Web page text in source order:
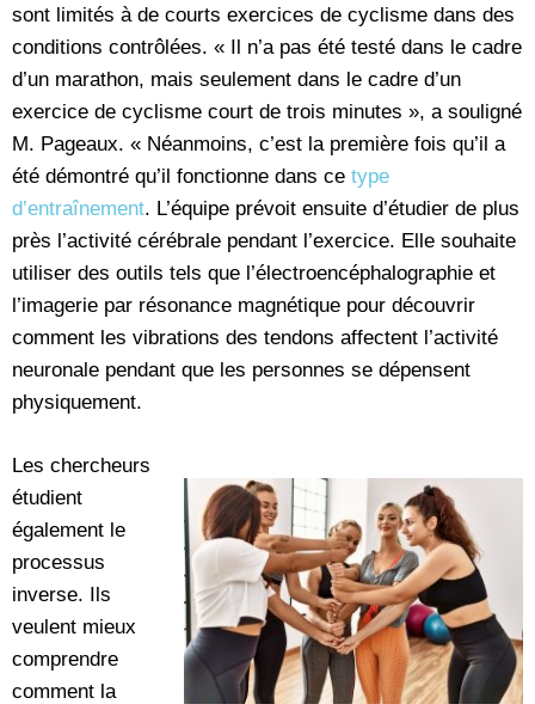
sont limités à de courts exercices de cyclisme dans des
conditions contrôlées. « Il n’a pas été testé dans le cadre
d’un marathon, mais seulement dans le cadre d’un
exercice de cyclisme court de trois minutes », a souligné
M. Pageaux. « Néanmoins, c’est la première fois qu’il a
été démontré qu’il fonctionne dans ce type
d’entraînement. L’équipe prévoit ensuite d’étudier de plus
près l’activité cérébrale pendant l’exercice. Elle souhaite
utiliser des outils tels que l’électroencéphalographie et
l’imagerie par résonance magnétique pour découvrir
comment les vibrations des tendons affectent l’activité
neuronale pendant que les personnes se dépensent
physiquement.
Les chercheurs
étudient
également le
processus
inverse. Ils
veulent mieux
comprendre
comment la